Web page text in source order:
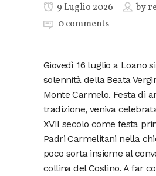
9 Luglio 2026 by
0 comments
Giovedì 16 luglio a Loano
solennità della Beata
Monte Carmelo. Festa di
tradizione, veniva
XVII secolo come festa
Padri Carmelitani nella
poco sorta insieme al
collina del Costino. A far